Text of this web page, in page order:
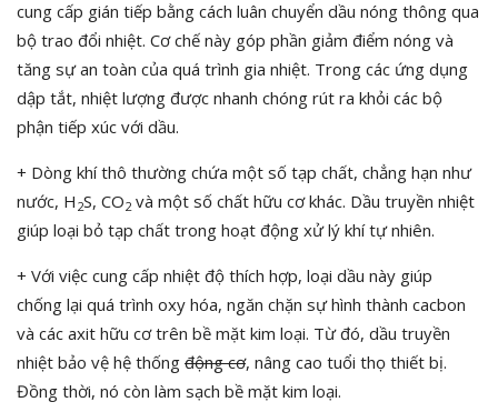
cung cấp gián tiếp bằng cách luân chuyển dầu nóng thông qua
bộ trao đổi nhiệt. Cơ chế này góp phần giảm điểm nóng và
tăng sự an toàn của quá trình gia nhiệt. Trong các ứng dụng
dập tắt, nhiệt lượng được nhanh chóng rút ra khỏi các bộ
phận tiếp xúc với dầu.
+ Dòng khí thô thường chứa một số tạp chất, chẳng hạn như
nước, H 2S, CO2 và một số chất hữu cơ khác. Dầu truyền nhiệt
giúp loại bỏ tạp chất trong hoạt động xử lý khí tự nhiên.
+ Với việc cung cấp nhiệt độ thích hợp, loại dầu này giúp
chống lại quá trình oxy hóa, ngăn chặn sự hình thành cacbon
và các axit hữu cơ trên bề mặt kim loại. Từ đó, dầu truyền
nhiệt bảo vệ hệ thống động cơ, nâng cao tuổi thọ thiết bị.
Đồng thời, nó còn làm sạch bề mặt kim loại.